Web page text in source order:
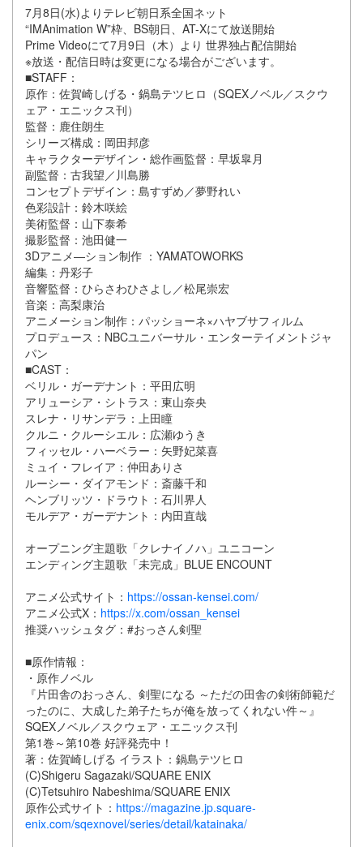
7月8日(水)よりテレビ朝日系全国ネット
“IMAnimation W”枠、BS朝日、AT-Xにて放送開始
Prime Videoにて7月9日（木）より 世界独占配信開始
※放送・配信日時は変更になる場合がございます。
■STAFF：
原作：佐賀崎しげる・鍋島テツヒロ（SQEXノベル／スクウ
ェア・エニックス刊）
監督：鹿住朗生
シリーズ構成：岡田邦彦
キャラクターデザイン・総作画監督：早坂皐月
副監督：古我望／川島勝
コンセプトデザイン：島すずめ／夢野れい
色彩設計：鈴木咲絵
美術監督：山下泰希
撮影監督：池田健一
3Dアニメ―ション制作 ：YAMATOWORKS
編集：丹彩子
音響監督：ひらさわひさよし／松尾崇宏
音楽：高梨康治
アニメーション制作：パッショーネ×ハヤブサフィルム
プロデュース：NBCユニバーサル・エンターテイメントジャ
パン
■CAST：
ベリル・ガーデナント：平田広明
アリューシア・シトラス：東山奈央
スレナ・リサンデラ：上田瞳
クルニ・クルーシエル：広瀬ゆうき
フィッセル・ハーベラー：矢野妃菜喜
ミュイ・フレイア：仲田ありさ
ルーシー・ダイアモンド：斎藤千和
ヘンブリッツ・ドラウト：石川界人
モルデア・ガーデナント：内田直哉
オープニング主題歌「クレナイノハ」ユニコーン
エンディング主題歌「未完成」BLUE ENCOUNT
アニメ公式サイト： https://ossan-kensei.com/
アニメ公式X： https://x.com/ossan_kensei
推奨ハッシュタグ：#おっさん剣聖
■原作情報：
・原作ノベル
『片田舎のおっさん、剣聖になる ～ただの田舎の剣術師範だ
ったのに、大成した弟子たちが俺を放ってくれない件～』
SQEXノベル／スクウェア・エニックス刊
第1巻～第10巻 好評発売中！
著：佐賀崎しげる イラスト：鍋島テツヒロ
(C)Shigeru Sagazaki/SQUARE ENIX
(C)Tetsuhiro Nabeshima/SQUARE ENIX
原作公式サイト： https://magazine.jp.square-
enix.com/sqexnovel/series/detail/katainaka/